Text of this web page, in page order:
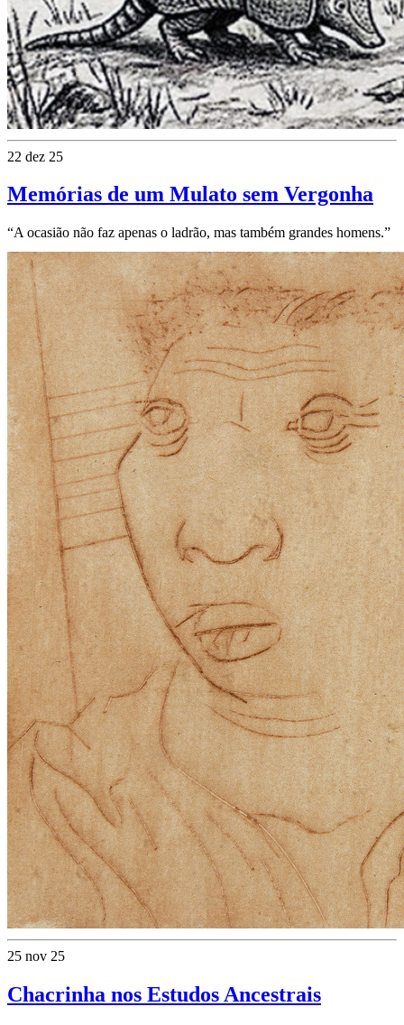
22 dez 25
Memórias de um Mulato sem Vergonha
“A ocasião não faz apenas o ladrão, mas também grandes homens.”
25 nov 25
Chacrinha nos Estudos Ancestrais